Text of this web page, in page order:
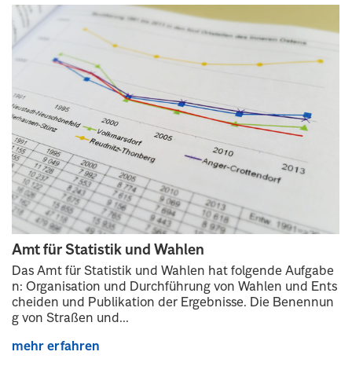
Amt für Statistik und Wahlen
Das Amt für Statistik und Wahlen hat folgende Aufgabe
n: Organisation und Durchführung von Wahlen und Ents
cheiden und Publikation der Ergebnisse. Die Benennun
g von Straßen und...
mehr erfahren